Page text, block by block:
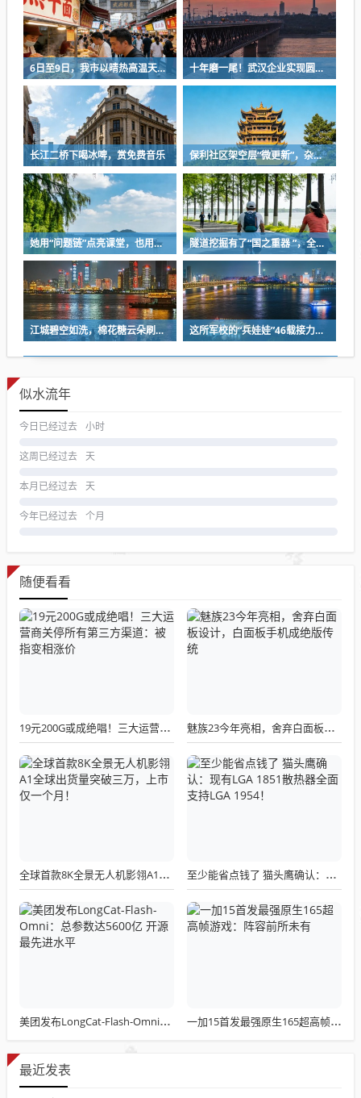
6日至9日，我市以晴热高温天气为主 十年磨一尾！武汉企业实现圆口铜鱼规模化繁育
长江二桥下喝冰啤，赏免费音乐 保利社区架空层“微更新”，杂物堆放区变身健身活动室
她用“问题链”点亮课堂，也用一份耐心等来孩子成长 隧道挖掘有了“国之重器 ”，全球首台掘爆机在武汉下线
江城碧空如洗，棉花糖云朵刷屏蓝天 这所军校的“兵娃娃”46载接力，守护盲人宿舍
似水流年
今日已经过去 小时
这周已经过去 天
本月已经过去 天
今年已经过去 个月
随便看看
19元200G或成绝唱！三大运营商关停所有第三方渠道：被指变相涨价 魅族23今年亮相，舍弃白面板设计，白面板手机成绝版传统
全球首款8K全景无人机影翎A1全球出货量突破三万，上市仅一个月！ 至少能省点钱了 猫头鹰确认：现有LGA 1851散热器全面支持LGA 1954！
美团发布LongCat-Flash-Omni：总参数达5600亿 开源最先进水平 一加15首发最强原生165超高帧游戏：阵容前所未有
最近发表